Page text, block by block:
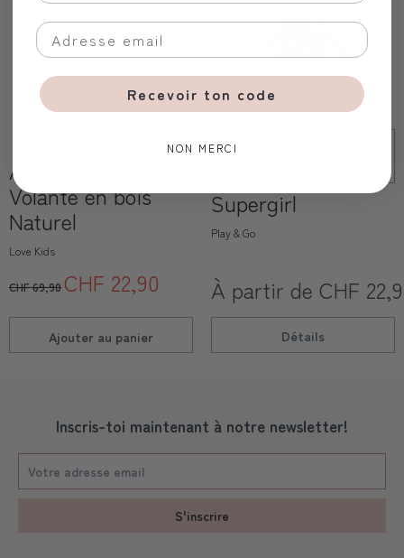
Applique Socoupe
Volante en bois
Naturel
Love Kids
CHF 69,90CHF 22,90
Ajouter au panier
Supergirl
Play & Go
À partir de CHF
Détails
Inscris-toi maintenant à notre newsletter!
S'inscrire
Recevoir ton code
NON MERCI